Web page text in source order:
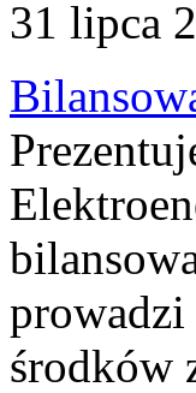
31 lipca
prowadzi
środków